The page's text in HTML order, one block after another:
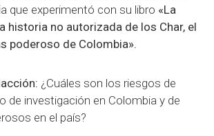
que experimentó con su libro «La
historia no autorizada de los Char, el
poderoso de Colombia».
¿Cuáles son los riesgos de
de investigación en Colombia y de
en el país?